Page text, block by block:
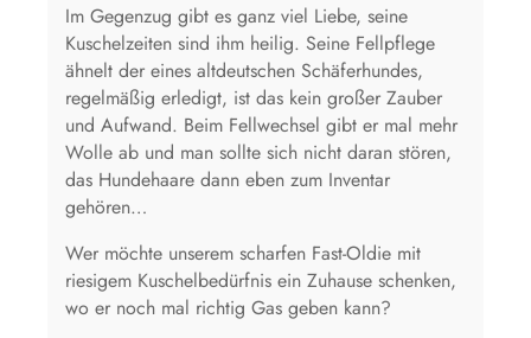
Im Gegenzug gibt es ganz viel Liebe, seine
Kuschelzeiten sind ihm heilig. Seine Fellpflege
ähnelt der eines altdeutschen Schäferhundes,
regelmäßig erledigt, ist das kein großer Zauber
und Aufwand. Beim Fellwechsel gibt er mal mehr
Wolle ab und man sollte sich nicht daran stören,
das Hundehaare dann eben zum Inventar
gehören…
Wer möchte unserem scharfen Fast-Oldie mit
riesigem Kuschelbedürfnis ein Zuhause schenken,
wo er noch mal richtig Gas geben kann?